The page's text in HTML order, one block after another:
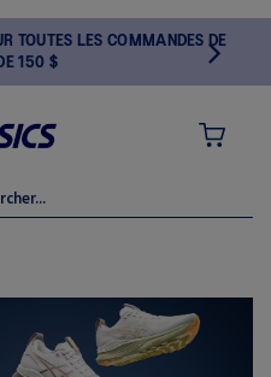
TOUTES LES COMMANDES DE
150 $
MON